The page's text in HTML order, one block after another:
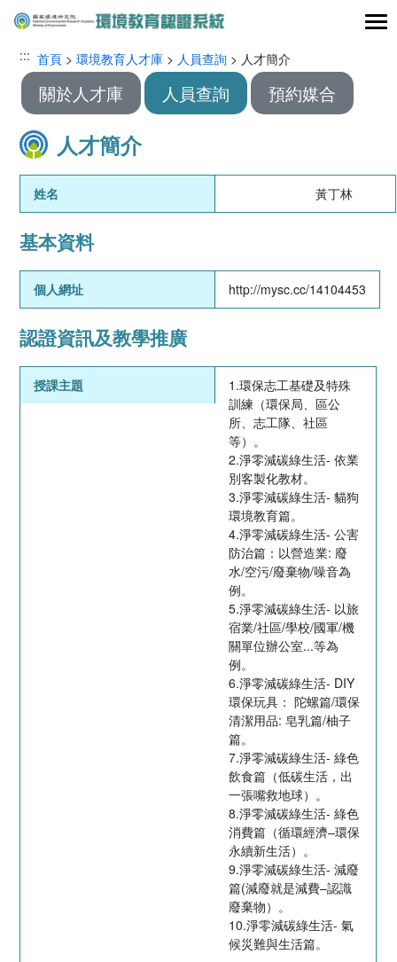
跳到主要內容區塊
:::
::: 首頁 >環境教育人才庫 > 人員查詢 > 人才簡介
關於人才庫 人員查詢 預約媒合
人才簡介
姓名 黃丁林
基本資料
個人網址 http://mysc.cc/14104453
認證資訊及教學推廣
授課主題
1.環保志工基礎及特殊
訓練（環保局、區公
所、志工隊、社區
等）。
2.淨零減碳綠生活- 依業
別客製化教材。
3.淨零減碳綠生活- 貓狗
環境教育篇。
4.淨零減碳綠生活- 公害
防治篇：以營造業: 廢
水/空污/廢棄物/噪音為
例。
5.淨零減碳綠生活- 以旅
宿業/社區/學校/國軍/機
關單位辦公室...等為
例。
6.淨零減碳綠生活- DIY
環保玩具： 陀螺篇/環保
清潔用品: 皂乳篇/柚子
篇。
7.淨零減碳綠生活- 綠色
飲食篇（低碳生活，出
一張嘴救地球）。
8.淨零減碳綠生活- 綠色
消費篇（循環經濟–環保
永續新生活）。
9.淨零減碳綠生活- 減廢
篇(減廢就是減費–認識
廢棄物）。
10.淨零減碳綠生活- 氣
候災難與生活篇。